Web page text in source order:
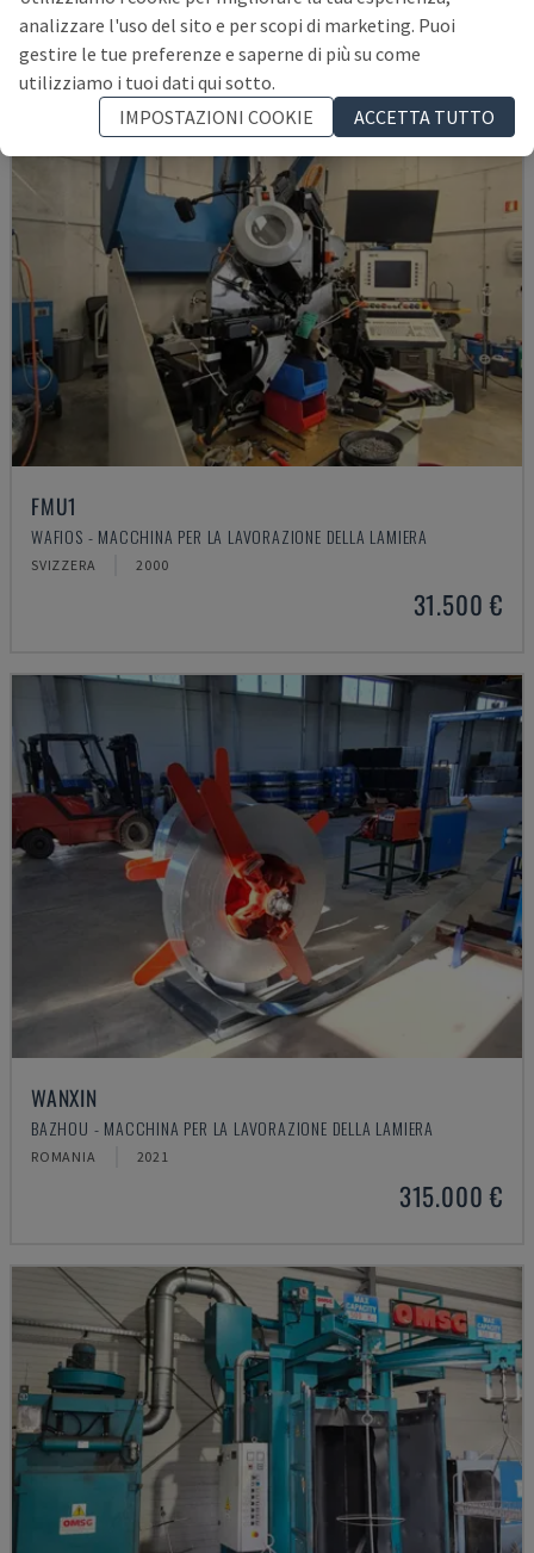
39.000 €
FMU1
WAFIOS - MACCHINA PER LA LAVORAZIONE DELLA LAMIERA
SVIZZERA 2000
31.500 €
WANXIN
BAZHOU - MACCHINA PER LA LAVORAZIONE DELLA LAMIERA
ROMANIA 2021
315.000 €
analizzare l'uso del sito e per scopi di marketing. Puoi
gestire le tue preferenze e saperne di più su come
utilizziamo i tuoi dati qui sotto.
IMPOSTAZIONI COOKIE
ACCETTA TUTTO